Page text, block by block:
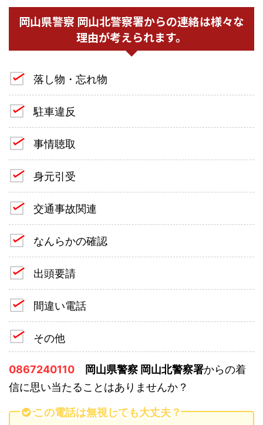
岡山県警察 岡山北警察署からの連絡は様々な
理由が考えられます。
落し物・忘れ物
駐車違反
事情聴取
身元引受
交通事故関連
なんらかの確認
出頭要請
間違い電話
その他
0867240110 岡山県警察 岡山北警察署からの着
信に思い当たることはありませんか？
この電話は無視しても大丈夫？